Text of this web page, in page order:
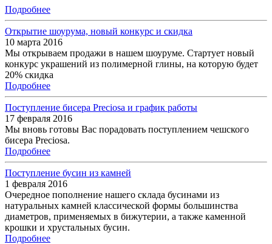
Подробнее
Открытие шоурума, новый конкурс и скидка
10 марта 2016
Мы открываем продажи в нашем шоуруме. Стартует новый
конкурс украшений из полимерной глины, на которую будет
20% скидка
Подробнее
Поступление бисера Preciosa и график работы
17 февраля 2016
Мы вновь готовы Вас порадовать поступлением чешского
бисера Preciosa.
Подробнее
Поступление бусин из камней
1 февраля 2016
Очередное пополнение нашего склада бусинами из
натуральных камней классической формы большинства
диаметров, применяемых в бижутерии, а также каменной
крошки и хрустальных бусин.
Подробнее